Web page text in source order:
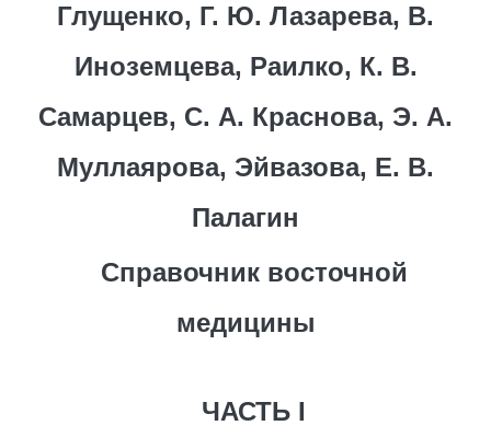
Глущенко, Г. Ю. Лазарева, В.
Иноземцева, Раилко, К. В.
Самарцев, С. А. Краснова, Э. А.
Муллаярова, Эйвазова, Е. В.
Палагин
Справочник восточной
медицины
ЧАСТЬ I